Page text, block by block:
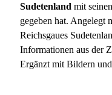
a.
d.
Elbe
Sudetenland mit seinen
gegeben hat. Angelegt
Reichsgaues
Informationen aus der
Ergänzt mit Bildern